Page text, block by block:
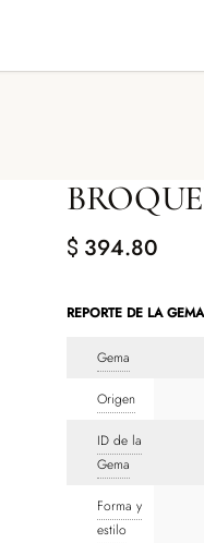
$ 394.80
REPORTE DE LA GEMA
Gema
Origen
ID de la
Gema
Forma y
estilo